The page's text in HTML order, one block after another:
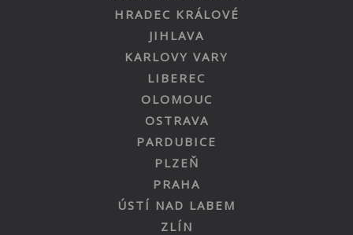
HRADEC KRÁLOVÉ
JIHLAVA
KARLOVY VARY
LIBEREC
OLOMOUC
OSTRAVA
PARDUBICE
PLZEŇ
PRAHA
ÚSTÍ NAD LABEM
ZLÍN